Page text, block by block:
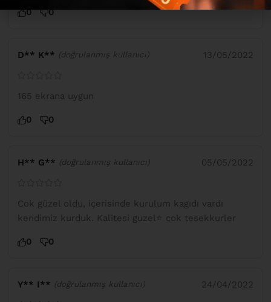
0 0
D** K** (doğrulanmış kullanıcı) 13/05/2022
165 ekrana uygun
0 0
H** G** (doğrulanmış kullanıcı) 05/05/2022
Cok güzel oldu, içerisinde kurulum kagıdı vardı
kendimiz kurduk. Kalitesi guzel⭐️ cok tesekkurler
0 0
Y** I** (doğrulanmış kullanıcı) 24/04/2022